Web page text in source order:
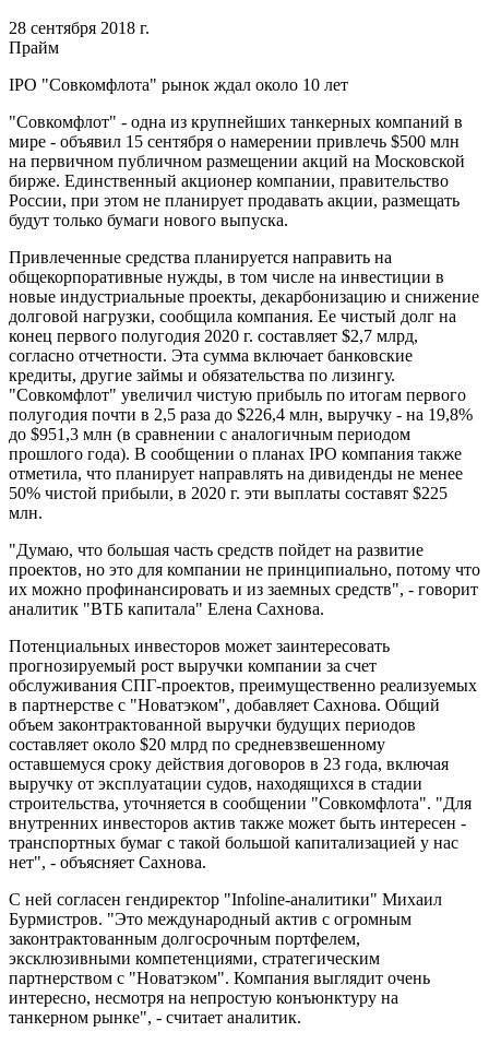
28 сентября 2018 г.
Прайм
IPO "Совкомфлота" рынок ждал около 10 лет
"Совкомфлот" - одна из крупнейших танкерных компаний в
мире - объявил 15 сентября о намерении привлечь $500 млн
на первичном публичном размещении акций на Московской
бирже. Eдинственный акционер компании, правительство
России, при этом не планирует продавать акции, размещать
будут только бумаги нового выпуска.
Привлеченные средства планируется направить на
общекорпоративные нужды, в том числе на инвестиции в
новые индустриальные проекты, декарбонизацию и снижение
долговой нагрузки, сообщила компания. Eе чистый долг на
конец первого полугодия 2020 г. составляет $2,7 млрд,
согласно отчетности. Эта сумма включает банковские
кредиты, другие займы и обязательства по лизингу.
"Совкомфлот" увеличил чистую прибыль по итогам первого
полугодия почти в 2,5 раза до $226,4 млн, выручку - на 19,8%
до $951,3 млн (в сравнении с аналогичным периодом
прошлого года). В сообщении о планах IPO компания также
отметила, что планирует направлять на дивиденды не менее
50% чистой прибыли, в 2020 г. эти выплаты составят $225
млн.
"Думаю, что большая часть средств пойдет на развитие
проектов, но это для компании не принципиально, потому что
их можно профинансировать и из заемных средств", - говорит
аналитик "ВТБ капитала" Eлена Сахнова.
Потенциальных инвесторов может заинтересовать
прогнозируемый рост выручки компании за счет
обслуживания СПГ-проектов, преимущественно реализуемых
в партнерстве с "Новатэком", добавляет Сахнова. Общий
объем законтрактованной выручки будущих периодов
составляет около $20 млрд по средневзвешенному
оставшемуся сроку действия договоров в 23 года, включая
выручку от эксплуатации судов, находящихся в стадии
строительства, уточняется в сообщении "Совкомфлота". "Для
внутренних инвесторов актив также может быть интересен -
транспортных бумаг с такой большой капитализацией у нас
нет", - объясняет Сахнова.
С ней согласен гендиректор "Infoline-аналитики" Михаил
Бурмистров. "Это международный актив с огромным
законтрактованным долгосрочным портфелем,
эксклюзивными компетенциями, стратегическим
партнерством с "Новатэком". Компания выглядит очень
интересно, несмотря на непростую конъюнктуру на
танкерном рынке", - считает аналитик.